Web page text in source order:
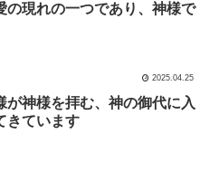
の現れの一つであり、神様で
2025.04.25
が神様を拝む、神の御代に入
きています